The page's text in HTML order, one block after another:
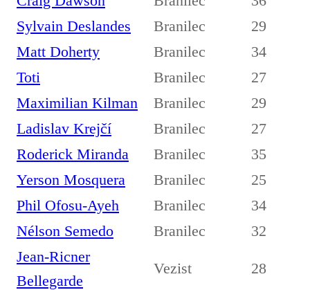
Sylvain Deslandes
Branilec
29
Matt Doherty
Branilec
34
Toti
Branilec
27
Maximilian Kilman
Branilec
29
Ladislav Krejčí
Branilec
27
Roderick Miranda
Branilec
35
Yerson Mosquera
Branilec
25
Phil Ofosu-Ayeh
Branilec
34
Nélson Semedo
Branilec
32
Jean-Ricner
Bellegarde
Vezist 28